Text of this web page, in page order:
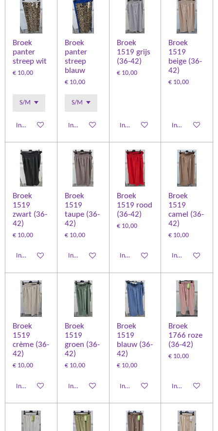
Broek
panter
streep wit
€ 10,00
In winkelwagen
Broek
panter
streep
blauw
€ 10,00
In winkelwagen
Broek
1519 grijs
(36-42)
€ 10,00
In winkelwagen
Broek
1519
beige (36-
42)
€ 10,00
In winkelwagen
Broek
1519
zwart (36-
42)
€ 10,00
In winkelwagen
Broek
1519
taupe (36-
42)
€ 10,00
In winkelwagen
Broek
1519 rood
(36-42)
€ 10,00
In winkelwagen
Broek
1519
camel (36-
42)
€ 10,00
In winkelwagen
Broek
1519
crème (36-
42)
€ 10,00
In winkelwagen
Broek
1519
groen (36-
42)
€ 10,00
In winkelwagen
Broek
1519
blauw (36-
42)
€ 10,00
In winkelwagen
Broek
1766 roze
(36-42)
€ 10,00
In winkelwagen